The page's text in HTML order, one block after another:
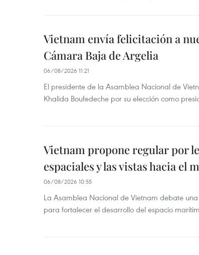
Vietnam envía felicitación a
Cámara Baja de Argelia
06/08/2026 11:21
El presidente de la Asamblea Nacional de
Khalida Boufedeche por su elección como
Vietnam propone regular por
espaciales y las vistas hacia el
06/08/2026 10:55
La Asamblea Nacional de Vietnam debate
para fortalecer el desarrollo del espacio